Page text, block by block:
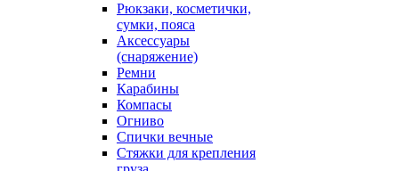
Рюкзаки, косметички,
сумки, пояса
Аксессуары
(снаряжение)
Ремни
Карабины
Компасы
Огниво
Спички вечные
Стяжки для крепления